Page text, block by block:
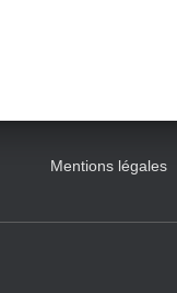
Mentions légales